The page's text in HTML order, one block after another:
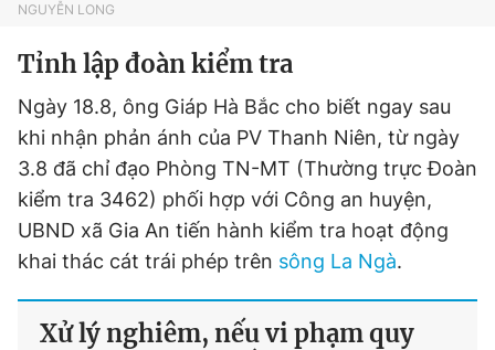
NGUYỄN LONG
Tỉnh lập đoàn kiểm tra
Ngày 18.8, ông Giáp Hà Bắc cho biết ngay sau
khi nhận phản ánh của PV Thanh Niên, từ ngày
3.8 đã chỉ đạo Phòng TN-MT (Thường trực Đoàn
kiểm tra 3462) phối hợp với Công an huyện,
UBND xã Gia An tiến hành kiểm tra hoạt động
khai thác cát trái phép trên sông La Ngà.
Xử lý nghiêm, nếu vi phạm quy